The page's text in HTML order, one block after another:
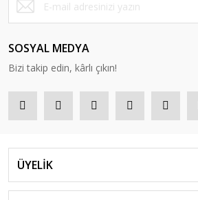
SOSYAL MEDYA
Bizi takip edin, kârlı çıkın!
ÜYELİK